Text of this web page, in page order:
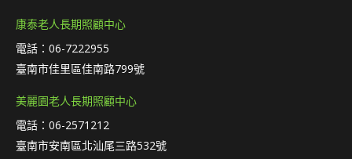
康泰老人長期照顧中心
電話：06-7222955
臺南市佳里區佳南路799號
美麗園老人長期照顧中心
電話：06-2571212
臺南市安南區北汕尾三路532號